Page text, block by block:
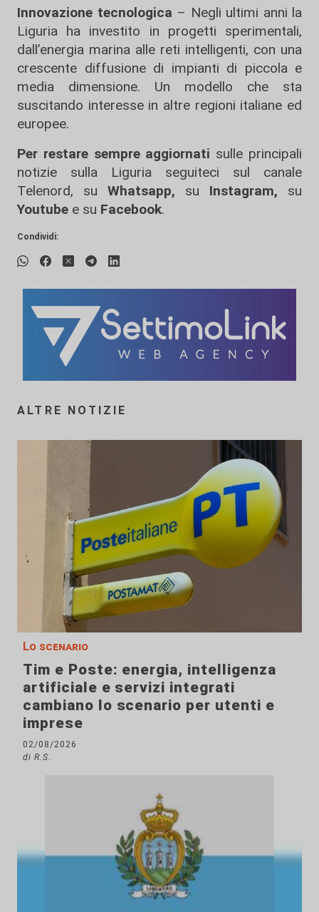
Innovazione tecnologica – Negli ultimi anni la
Liguria ha investito in progetti sperimentali,
dall’energia marina alle reti intelligenti, con una
crescente diffusione di impianti di piccola e
media dimensione. Un modello che sta
suscitando interesse in altre regioni italiane ed
europee.
Per restare sempre aggiornati sulle principali
notizie sulla Liguria seguiteci sul canale
Telenord, su
Whatsapp, su Instagram, su
Youtube e su Facebook.
Condividi:
ALTRE NOTIZIE
Lo scenario
Tim e Poste: energia, intelligenza
artificiale e servizi integrati
cambiano lo scenario per utenti e
imprese
02/08/2026
di R.S.